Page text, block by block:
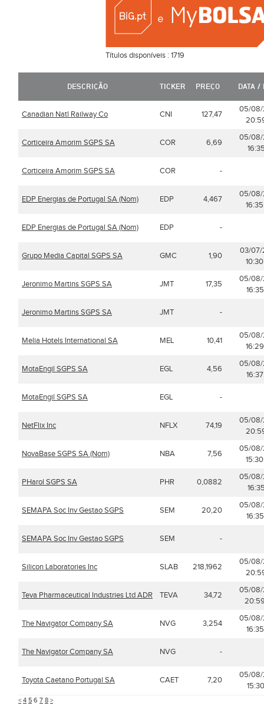
Títulos disponíveis :1719
DESCRIÇÃO TICKER PREÇO DATA /
Canadian Natl Railway Co CNI 127,47
05/
Corticeira Amorim SGPS SA COR 6,69
05/
Corticeira Amorim SGPS SA COR -
EDP Energias de Portugal SA (Nom) EDP 4,467
05/
EDP Energias de Portugal SA (Nom) EDP -
Grupo Media Capital SGPS SA GMC 1,90
03/
Jeronimo Martins SGPS SA JMT 17,35
05/
Jeronimo Martins SGPS SA JMT -
Melia Hotels International SA MEL 10,41
05/
MotaEngil SGPS SA EGL 4,56
05/
MotaEngil SGPS SA EGL -
NetFlix Inc NFLX 74,19
05/
NovaBase SGPS SA (Nom) NBA 7,56
05/
PHarol SGPS SA PHR 0,0882
05/
SEMAPA Soc Inv Gestao SGPS SEM 20,20
05/
SEMAPA Soc Inv Gestao SGPS SEM -
Silicon Laboratories Inc SLAB 218,1962
05/
Teva Pharmaceutical Industries Ltd ADR TEVA 34,72
05/
The Navigator Company SA NVG 3,254
05/
The Navigator Company SA NVG -
Toyota Caetano Portugal SA CAET 7,20
05/
< 4 5 6 7 8 >